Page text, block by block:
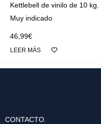
Kettlebell de vinilo de 10 kg.
Muy indicado
46,99€
LEER MÁS
CONTACTO.